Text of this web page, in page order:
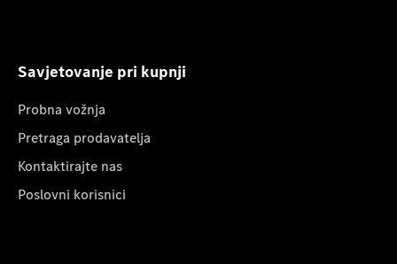
Savjetovanje pri kupnji
Probna vožnja
Pretraga prodavatelja
Kontaktirajte nas
Poslovni korisnici